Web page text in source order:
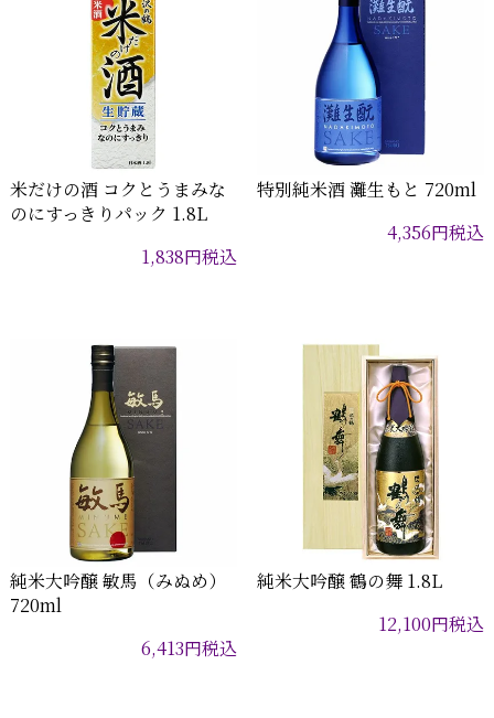
米だけの酒 コクとうまみな
のにすっきりパック 1.8L
1,838円税込
特別純米酒 灘生もと 720ml
4,356円税込
純米大吟醸 敏馬（みぬめ）
720ml
6,413円税込
純米大吟醸 鶴の舞 1.8L
12,100円税込